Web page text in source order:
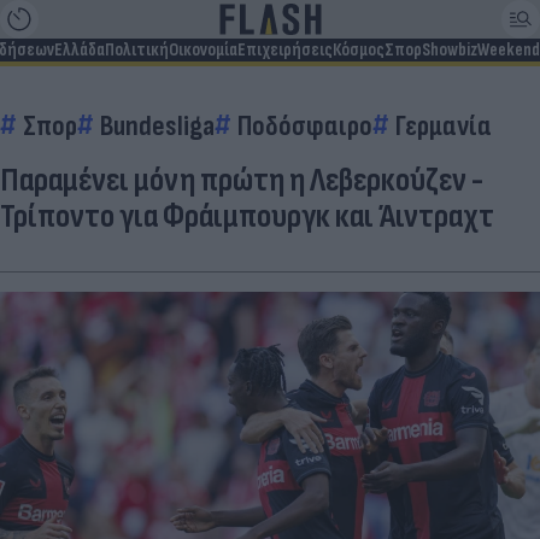
ΕλλάδαΠολιτικήΟικονομίαΕπιχειρήσειςΚόσμοςΣπορShowbizWeekend
Σπορ Bundesliga Ποδόσφαιρο Γερμανία
Παραμένει μόνη πρώτη η Λεβερκούζεν -
Τρίποντο για Φράιμπουργκ και Άιντραχτ